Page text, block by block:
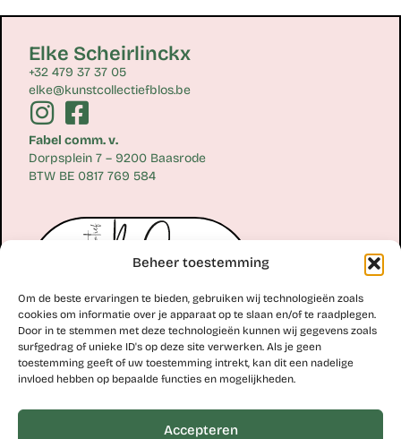
Beheer toestemming
Om de beste ervaringen te bieden, gebruiken wij technologieën zoals
cookies om informatie over je apparaat op te slaan en/of te raadplegen.
Door in te stemmen met deze technologieën kunnen wij gegevens zoals
surfgedrag of unieke ID's op deze site verwerken. Als je geen
toestemming geeft of uw toestemming intrekt, kan dit een nadelige
invloed hebben op bepaalde functies en mogelijkheden.
Accepteren
Elke Scheirlinckx
+32 479 37 37 05
elke@kunstcollectiefblos.be
Fabel comm. v.
Dorpsplein 7 – 9200 Baasrode
BTW BE 0817 769 584
Erik Scheirlinckx
erik@kunstcollectiefblos.be